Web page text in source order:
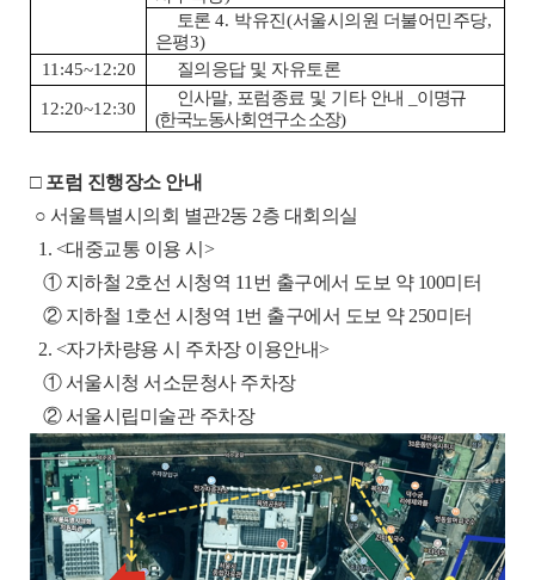
토론4. 박유진 (서울시의원 더불어민주당,
은평3)
11:45~12:20
질의응답 및 자유토론
12:20~12:30
인사말, 포럼종료 및 기타 안내
이명규
(한국노동사회연구소 소장)
□ 포럼 진행장소 안내
○ 서울특별시의회 별관2동 2층 대회의실
1. <대중교통 이용 시>
① 지하철 2호선 시청역 11번 출구에서 도보 약 100미터
② 지하철 1호선 시청역 1번 출구에서 도보 약 250미터
2. <자가차량용 시 주차장 이용안내>
① 서울시청 서소문청사 주차장
② 서울시립미술관 주차장